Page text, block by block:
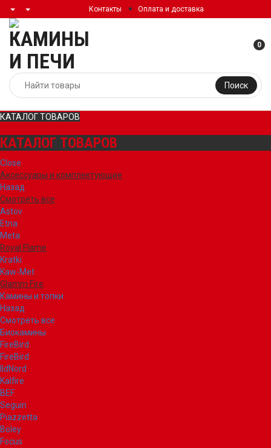
Контакты Оплата и доставка
Поиск
0
КАТАЛОГ ТОВАРОВ
КАТАЛОГ ТОВАРОВ
Close
Аксессуары и комплектующие
Назад
Смотреть все
Astov
Etna
Meta
Royal Flame
Kratki
Kaw-Met
Glamm Fire
Камины и топки
Назад
Смотреть все
Биокамины
FireBird
FireBird
IldNord
Kalfire
BEF
Seguin
Piazzetta
Boley
Focus